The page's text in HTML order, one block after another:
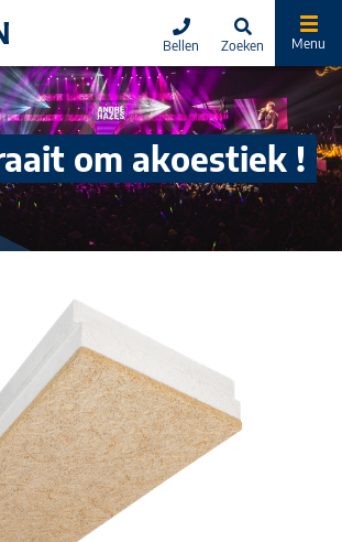
Bellen Zoeken Menu
om akoestiek !